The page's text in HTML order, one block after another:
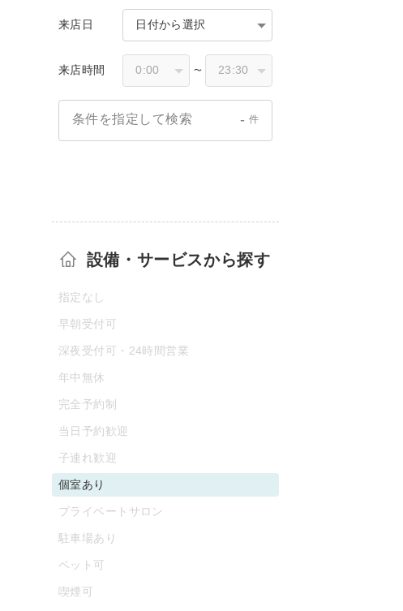
来店日 日付から選択
来店時間 〜
条件を指定して検索 - 件
設備・サービスから探す
指定なし
早朝受付可
深夜受付可・24時間営業
年中無休
完全予約制
当日予約歓迎
子連れ歓迎
個室あり
プライベートサロン
駐車場あり
ペット可
喫煙可